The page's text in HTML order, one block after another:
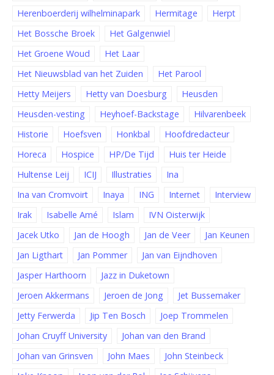
Herenboerderij wilhelminapark
Hermitage
Herpt
Het Bossche Broek
Het Galgenwiel
Het Groene Woud
Het Laar
Het Nieuwsblad van het Zuiden
Het Parool
Hetty Meijers
Hetty van Doesburg
Heusden
Heusden-vesting
Heyhoef-Backstage
Hilvarenbeek
Historie
Hoefsven Honkbal
Hoofdredacteur
Horeca
Hospice HP/De Tijd
Huis ter Heide
Hultense Leij
ICIJ Illustraties
Ina
Ina van Cromvoirt
Inaya ING Internet
Interview
Irak
Isabelle Amé Islam
IVN Oisterwijk
Jacek Utko
Jan de Hoogh Jan de Veer
Jan Keunen
Jan Ligthart
Jan Pommer
Jan van Eijndhoven
Jasper Harthoorn
Jazz in Duketown
Jeroen Akkermans
Jeroen de Jong
Jet Bussemaker
Jetty Ferwerda
Jip Ten Bosch
Joep Trommelen
Johan Cruyff University
Johan van den Brand
Johan van Grinsven
John Maes
John Steinbeck